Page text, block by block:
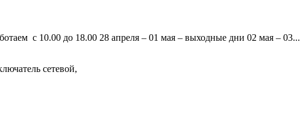
с 10.00 до 18.00 28 апреля – 01 мая – выходные дни 02 мая – 03...
сетевой,